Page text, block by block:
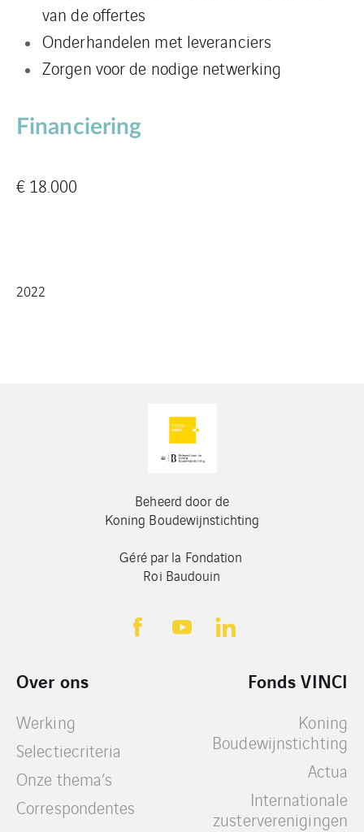
van de offertes
Onderhandelen met leveranciers
Zorgen voor de nodige netwerking
Financiering
€ 18.000
2022
Beheerd door de
Koning Boudewijnstichting
Géré par la Fondation
Roi Baudouin
Over ons
Werking
Selectiecriteria
Onze thema’s
Correspondentes
Fonds VINCI
Koning
Boudewijnstichting
Actua
Internationale
zusterverenigingen